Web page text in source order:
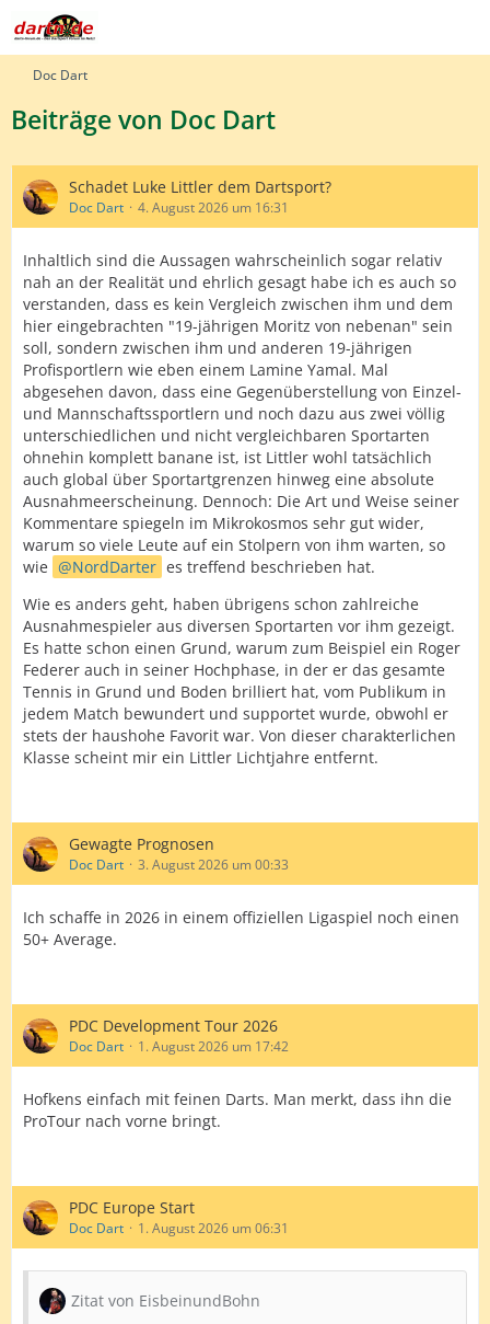
Doc Dart
Beiträge von Doc Dart
Schadet Luke Littler dem Dartsport?
Doc Dart 4. August 2026 um 16:31
Inhaltlich sind die Aussagen wahrscheinlich sogar relativ
nah an der Realität und ehrlich gesagt habe ich es auch so
verstanden, dass es kein Vergleich zwischen ihm und dem
hier eingebrachten "19-jährigen Moritz von nebenan" sein
soll, sondern zwischen ihm und anderen 19-jährigen
Profisportlern wie eben einem Lamine Yamal. Mal
abgesehen davon, dass eine Gegenüberstellung von Einzel-
und Mannschaftssportlern und noch dazu aus zwei völlig
unterschiedlichen und nicht vergleichbaren Sportarten
ohnehin komplett banane ist, ist Littler wohl tatsächlich
auch global über Sportartgrenzen hinweg eine absolute
Ausnahmeerscheinung. Dennoch: Die Art und Weise seiner
Kommentare spiegeln im Mikrokosmos sehr gut wider,
warum so viele Leute auf ein Stolpern von ihm warten, so
wie
NordDarter es treffend beschrieben hat.
Wie es anders geht, haben übrigens schon zahlreiche
Ausnahmespieler aus diversen Sportarten vor ihm gezeigt.
Es hatte schon einen Grund, warum zum Beispiel ein Roger
Federer auch in seiner Hochphase, in der er das gesamte
Tennis in Grund und Boden brilliert hat, vom Publikum in
jedem Match bewundert und supportet wurde, obwohl er
stets der haushohe Favorit war. Von dieser charakterlichen
Klasse scheint mir ein Littler Lichtjahre entfernt.
Gewagte Prognosen
Doc Dart 3. August 2026 um 00:33
Ich schaffe in 2026 in einem offiziellen Ligaspiel noch einen
50+ Average.
PDC Development Tour 2026
Doc Dart 1. August 2026 um 17:42
Hofkens einfach mit feinen Darts. Man merkt, dass ihn die
ProTour nach vorne bringt.
PDC Europe Start
Doc Dart 1. August 2026 um 06:31
Zitat von EisbeinundBohn